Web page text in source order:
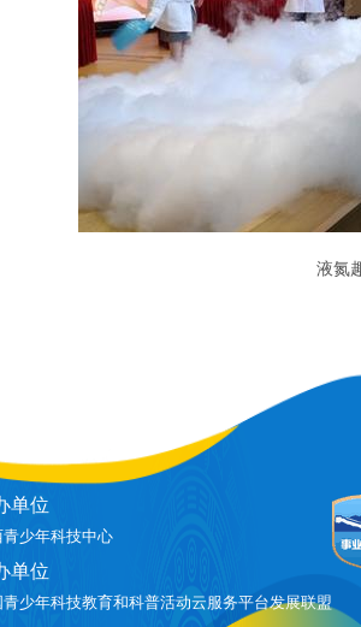
液氮
单位
青少年科技中心
单位
青少年科技教育和科普活动云服务平台发展联盟